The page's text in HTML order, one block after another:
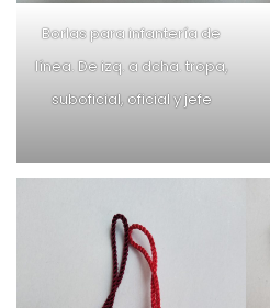
Borlas para infantería de
línea. De izq. a dcha. tropa,
suboficial, oficial y jefe